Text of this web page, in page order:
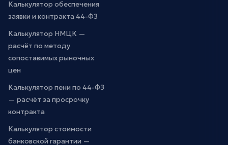
Калькулятор обеспечения
заявки и контракта 44-ФЗ
Калькулятор НМЦК —
расчёт по методу
сопоставимых рыночных
цен
Калькулятор пени по 44-ФЗ
— расчёт за просрочку
контракта
Калькулятор стоимости
банковской гарантии —